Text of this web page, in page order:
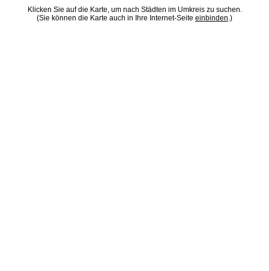
Klicken Sie auf die Karte, um nach Städten im Umkreis zu suchen.
(Sie können die Karte auch in Ihre Internet-Seite einbinden.)